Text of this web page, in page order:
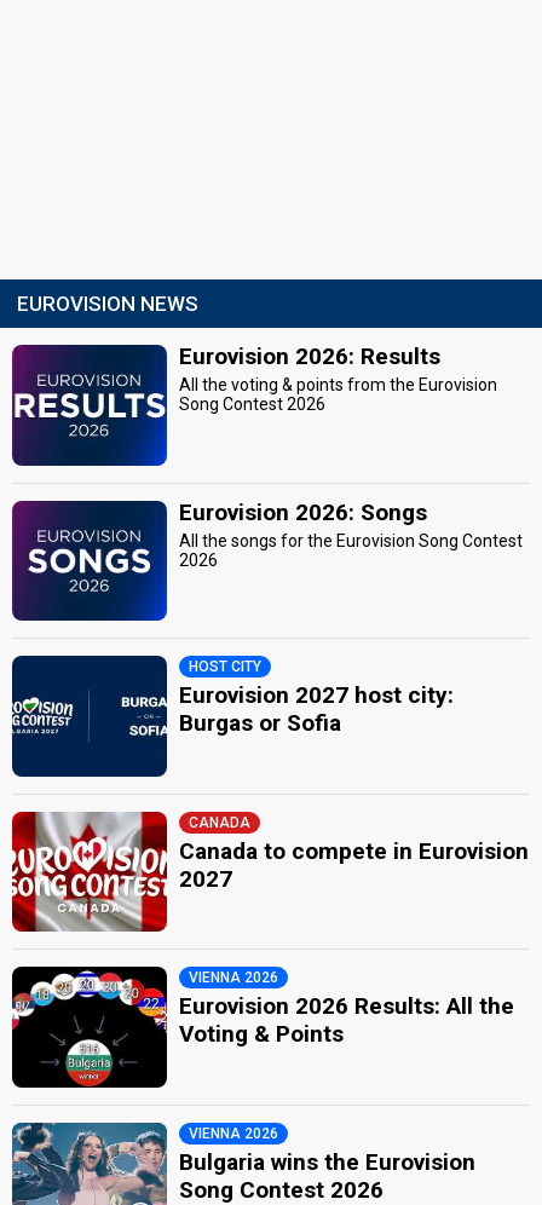
EUROVISION NEWS
Eurovision 2026: Results
All the voting & points from the Eurovision
Song Contest 2026
Eurovision 2026: Songs
All the songs for the Eurovision Song Contest
2026
HOST CITY
Eurovision 2027 host city:
Burgas or Sofia
CANADA
Canada to compete in Eurovision
2027
VIENNA 2026
Eurovision 2026 Results: All the
Voting & Points
VIENNA 2026
Bulgaria wins the Eurovision
Song Contest 2026